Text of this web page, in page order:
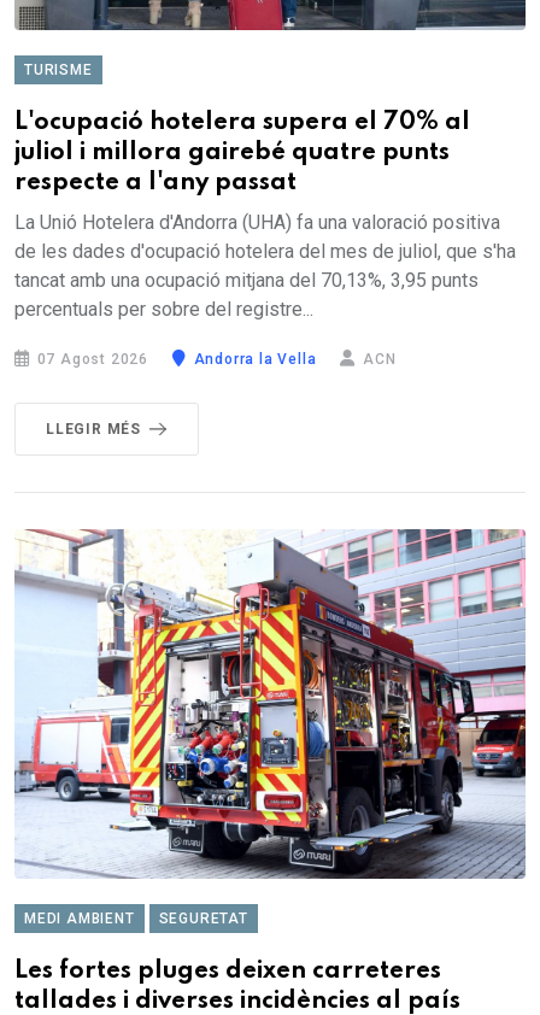
TURISME
L'ocupació hotelera supera el 70% al
juliol i millora gairebé quatre punts
respecte a l'any passat
La Unió Hotelera d'Andorra (UHA) fa una valoració positiva
de les dades d'ocupació hotelera del mes de juliol, que s'ha
tancat amb una ocupació mitjana del 70,13%, 3,95 punts
percentuals per sobre del registre...
07 Agost 2026 Andorra la Vella ACN
LLEGIR MÉS
MEDI AMBIENT SEGURETAT
Les fortes pluges deixen carreteres
tallades i diverses incidències al país